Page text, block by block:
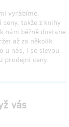
vyrábíme.
takže z knihy
nám běžně dostane
až za několik
u nás, i se slevou
prodejní ceny.
vás